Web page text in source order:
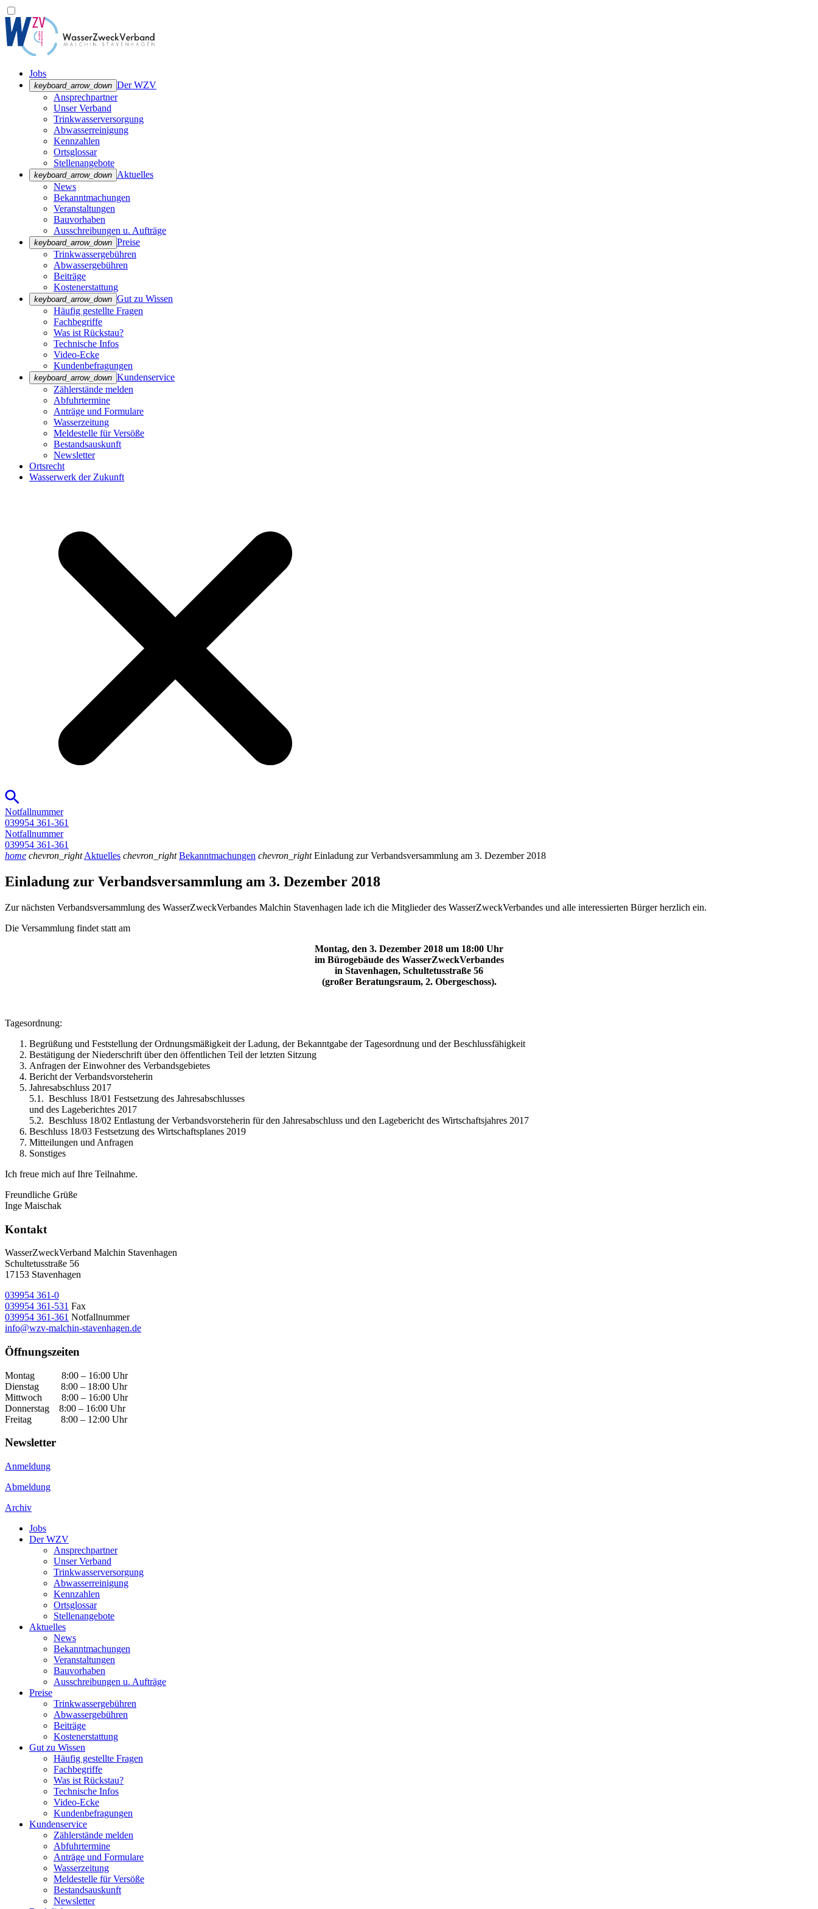
Jobs
keyboard_arrow_down Der WZV
Ansprechpartner
Unser Verband
Trinkwasser­versorgung
Abwasserreinigung
Kennzahlen
Ortsglossar
Stellenangebote
keyboard_arrow_down Aktuelles
News
Bekanntmachungen
Veranstaltungen
Bauvorhaben
Ausschreibungen u. Aufträge
keyboard_arrow_down Preise
Trinkwassergebühren
Abwassergebühren
Beiträge
Kostenerstattung
keyboard_arrow_down Gut zu Wissen
Häufig gestellte Fragen
Fachbegriffe
Was ist Rückstau?
Technische Infos
Video-Ecke
Kundenbefragungen
keyboard_arrow_down Kundenservice
Zählerstände melden
Abfuhrtermine
Anträge und Formulare
Wasserzeitung
Meldestelle für Versöße
Bestandsauskunft
Newsletter
Ortsrecht
Wasserwerk der Zukunft
Notfallnummer
039954 361-361
Notfallnummer
039954 361-361
home chevron_right Aktuelles chevron_right Bekanntmachungen chevron_right Einladung zur Verbandsversammlung am 3. Dezember 2018
Einladung zur Verbandsversammlung am 3. Dezember 2018
Zur nächsten Verbandsversammlung des WasserZweckVerbandes Malchin Stavenhagen lade ich die Mitglieder des WasserZweckVerbandes und alle interessierten Bürger herzlich ein.
Die Versammlung findet statt am
Montag, den 3. Dezember 2018 um 18:00 Uhr
im Bürogebäude des WasserZweckVerbandes
in Stavenhagen, Schultetusstraße 56
(großer Beratungsraum, 2. Obergeschoss).
Tagesordnung:
Begrüßung und Feststellung der Ordnungsmäßigkeit der Ladung, der Bekanntgabe der Tagesordnung und der Beschlussfähigkeit
Bestätigung der Niederschrift über den öffentlichen Teil der letzten Sitzung
Anfragen der Einwohner des Verbandsgebietes
Bericht der Verbandsvorsteherin
Jahresabschluss 2017
5.1. Beschluss 18/01 Festsetzung des Jahresabschlusses
und des Lageberichtes 2017
5.2. Beschluss 18/02 Entlastung der Verbandsvorsteherin für den Jahresabschluss und den Lagebericht des Wirtschaftsjahres 2017
Beschluss 18/03 Festsetzung des Wirtschaftsplanes 2019
Mitteilungen und Anfragen
Sonstiges
Ich freue mich auf Ihre Teilnahme.
Freundliche Grüße
Inge Maischak
Kontakt
WasserZweckVerband­ Malchin Stavenhagen
Schultetusstraße 56
17153 Stavenhagen
039954 361-0
039954 361-531 Fax
039954 361-361 Notfallnummer
info@wzv-malchin-stavenhagen.de
Öffnungszeiten
Montag 8:00 – 16:00 Uhr
Dienstag 8:00 – 18:00 Uhr
Mittwoch 8:00 – 16:00 Uhr
Donnerstag 8:00 – 16:00 Uhr
Freitag 8:00 – 12:00 Uhr
Newsletter
Anmeldung
Abmeldung
Archiv
Jobs
Der WZV
Ansprechpartner
Unser Verband
Trinkwasser­versorgung
Abwasserreinigung
Kennzahlen
Ortsglossar
Stellenangebote
Aktuelles
News
Bekanntmachungen
Veranstaltungen
Bauvorhaben
Ausschreibungen u. Aufträge
Preise
Trinkwassergebühren
Abwassergebühren
Beiträge
Kostenerstattung
Gut zu Wissen
Häufig gestellte Fragen
Fachbegriffe
Was ist Rückstau?
Technische Infos
Video-Ecke
Kundenbefragungen
Kundenservice
Zählerstände melden
Abfuhrtermine
Anträge und Formulare
Wasserzeitung
Meldestelle für Versöße
Bestandsauskunft
Newsletter